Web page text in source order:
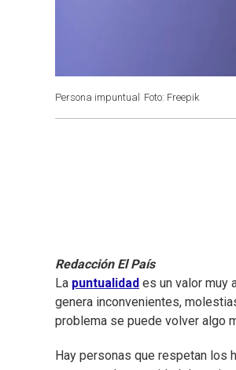
Persona impuntual Foto: Freepik
Redacción El País
La puntualidad es un valor muy
genera inconvenientes,
problema se puede volver algo
Hay personas que respetan los